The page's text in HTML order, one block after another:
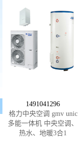
1491041296
格力中央空调 gmv unic
多能一体机 中央空调、
热水、地暖3合1